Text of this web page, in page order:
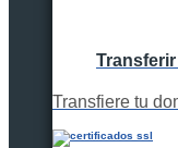
Transfiere tu